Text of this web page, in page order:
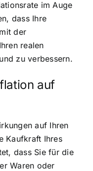
im Auge
dass Ihre
der
realen
zu verbessern.
auf
auf Ihren
Kaufkraft Ihres
dass Sie für die
Waren oder